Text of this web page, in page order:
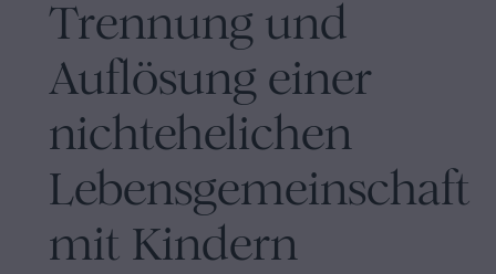
Trennung und
Auflösung einer
nichtehelichen
Lebensgemeinschaft
mit Kindern